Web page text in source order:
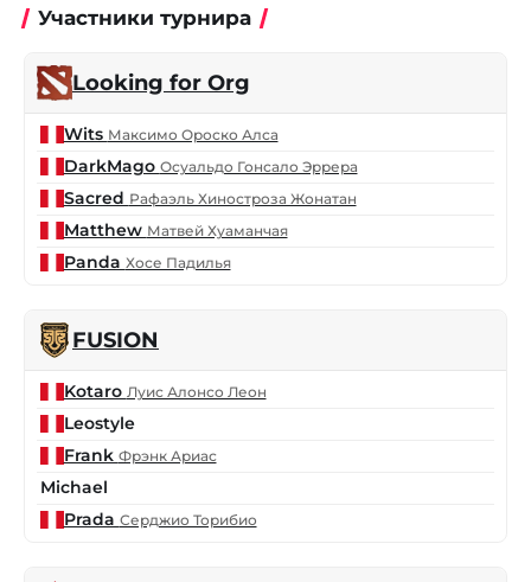
Участники турнира
Looking for Org
Wits Максимо Ороско Алса
DarkMago Осуальдо Гонсало Эррера
Sacred Рафаэль Хиностроза Жонатан
Matthew Матвей Хуаманчая
Panda Хосе Падилья
FUSION
Kotaro Луис Алонсо Леон
Leostyle
Frank Фрэнк Ариас
Michael
Prada Серджио Торибио